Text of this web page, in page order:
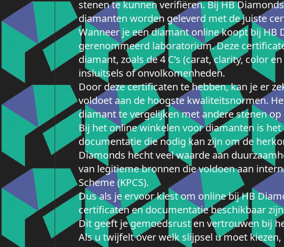
stenen te kunnen verifiëren. Bij HB
diamanten worden geleverd met de juiste
Wanneer je een diamant online koopt bij HB
gerenommeerd laboratorium. Deze
diamant, zoals de 4 C’s (carat, clarity, color
insluitsels of onvolkomenheden.
Door deze certificaten te hebben, kan je er
voldoet aan de hoogste kwaliteitsnormen.
diamant te vergelijken met andere stenen
Bij het online winkelen voor diamanten is
documentatie die nodig kan zijn om de
Diamonds hecht veel waarde aan
van legitieme bronnen die voldoen aan
Scheme (KPCS).
Dus als je ervoor kiest om online bij HB
certificaten en documentatie beschikbaar
Dit geeft je gemoedsrust en vertrouwen bij
Als u twijfelt over welk slijpsel u moet